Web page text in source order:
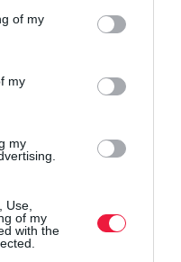
You may click to
its third-party tags to
in below Google
of my
my
my
Use,
of my
with the
fontos kiemelni, hogy az
vagy fürdésre, mivel
madárürüléket vagy
időnkénti tisztítása is
maradjon.
akarsz a gyeppel